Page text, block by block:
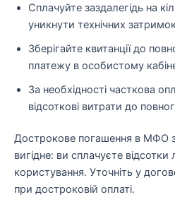
Сплачуйте заздалегідь на
уникнути технічних
Зберігайте квитанції до
платежу в особистому
За необхідності часткова
відсоткові витрати до
Дострокове погашення в МФО
вигідне: ви сплачуєте відсотки
користування. Уточніть у
при достроковій оплаті.